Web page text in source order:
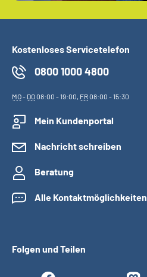
Kostenloses Servicetelefon
0800 1000 4800
MO- DO08:00 - 19:00, FR08:00 - 15:30
Mein Kundenportal
Nachricht schreiben
Beratung
Alle Kontaktmöglichkeiten
Folgen und Teilen